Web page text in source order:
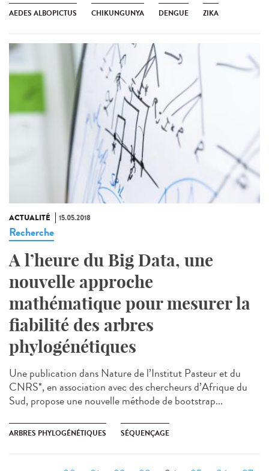
AEDES ALBOPICTUS CHIKUNGUNYA DENGUE ZIKA
ACTUALITÉ 15.05.2018
Recherche
A l’heure du Big Data, une
nouvelle approche
mathématique pour mesurer la
fiabilité des arbres
phylogénétiques
Une publication dans Nature de l’Institut Pasteur et du
CNRS*, en association avec des chercheurs d’Afrique du
Sud, propose une nouvelle méthode de bootstrap...
ARBRES PHYLOGÉNÉTIQUES SÉQUENÇAGE